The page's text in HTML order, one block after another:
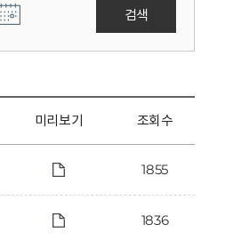
검색
미리보기 조회수
1855
1836